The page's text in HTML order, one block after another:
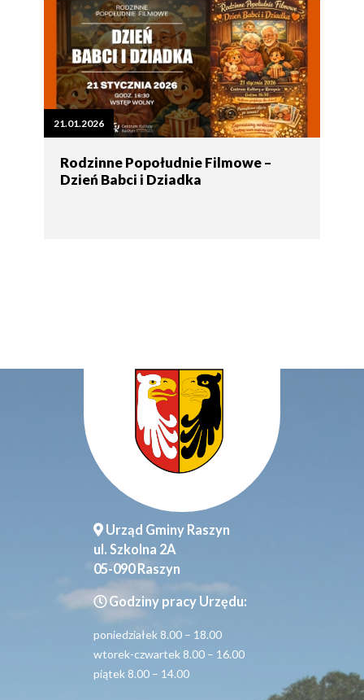
21.01.2026
Rodzinne Popołudnie Filmowe –
Dzień Babci i Dziadka
Urząd Gminy Raszyn
ul. Szkolna 2A
05-090 Raszyn
Godziny pracy Urzędu:
poniedziałek 8.00 – 18.00
wtorek-czwartek 8.00 – 16.00
piątek 8.00 – 14.00